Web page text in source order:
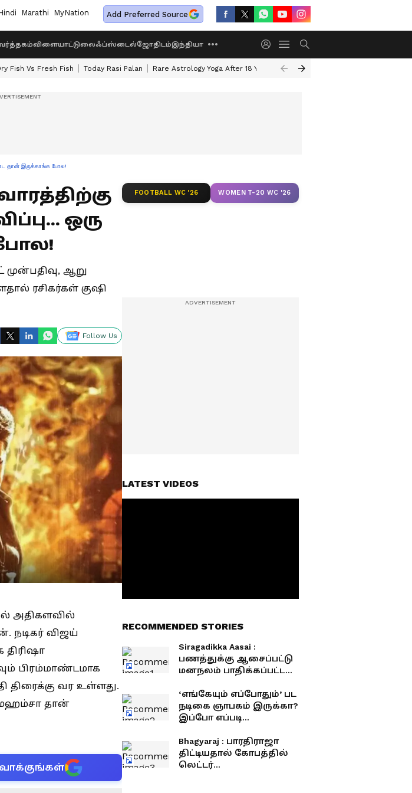
Marathi MyNation Add Preferred Source
விளையாட்டுலைஃப்ஸ்டைல்ஜோதிடம்இந்தியா
Fish Vs Fresh Fish Today Rasi Palan Rare Astrology Yoga After 18 Years Dwi Pushkar Yoga 2026
தான் இருக்காங்க போல!
ஒரு
முன்பதிவு, ஆறு
ரசிகர்கள் குஷி
Follow Us
அதிகளவில்
நடிகர் விஜய்
பிரம்மாண்டமாக
திரைக்கு வர உள்ளது.
தான்
FOOTBALL WC '26 WOMEN T-20 WC '26
LATEST VIDEOS
RECOMMENDED STORIES
Siragadikka Aasai :
பணத்துக்கு ஆசைப்பட்டு
மனநலம் பாதிக்கப்பட்ட
மனோஜ்... காத்திருக்கும்
செம ட்விஸ்ட்
‘எங்கேயும் எப்போதும்’ பட
நடிகை ஞாபகம் இருக்கா?
இப்போ எப்படி
Bhagyaraj : பாரதிராஜா
திட்டியதால் கோபத்தில்
லெட்டர்